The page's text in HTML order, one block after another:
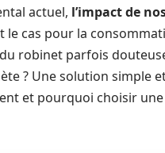
actuel, l’impact de
cas pour la
du robinet parfois
? Une solution simple
et pourquoi choisir